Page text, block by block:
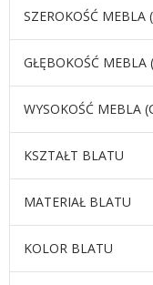
SZEROKOŚĆ MEBLA
GŁĘBOKOŚĆ MEBLA
WYSOKOŚĆ MEBLA
KSZTAŁT BLATU
MATERIAŁ BLATU
KOLOR BLATU